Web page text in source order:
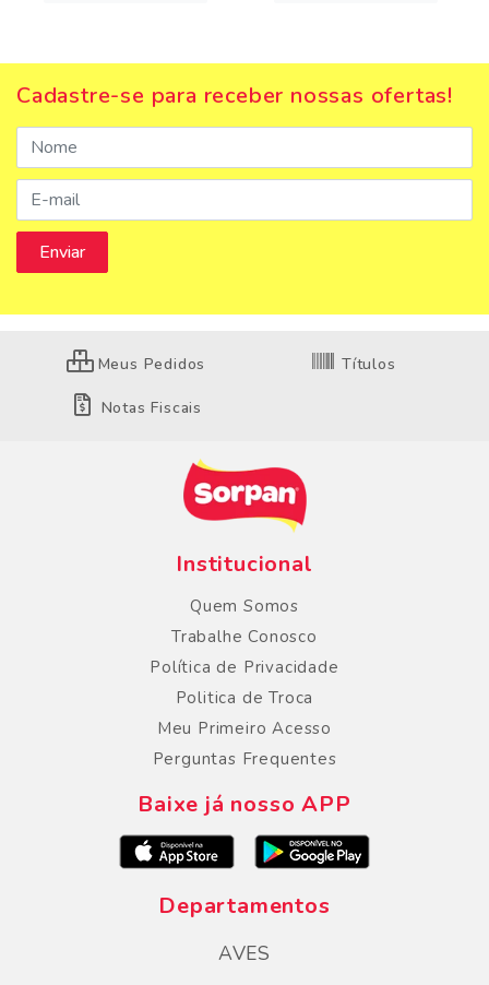
Cadastre-se para receber nossas ofertas!
Meus Pedidos Títulos
Notas Fiscais
Institucional
Quem Somos
Trabalhe Conosco
Política de Privacidade
Politica de Troca
Meu Primeiro Acesso
Perguntas Frequentes
Baixe já nosso APP
Departamentos
AVES